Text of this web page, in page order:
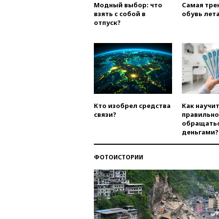
Модный выбор: что
взять с собой в
отпуск?
Самая
обувь
Кто изобрел средства
связи?
Как
правильно
деньгами?
ФОТОИСТОРИИ